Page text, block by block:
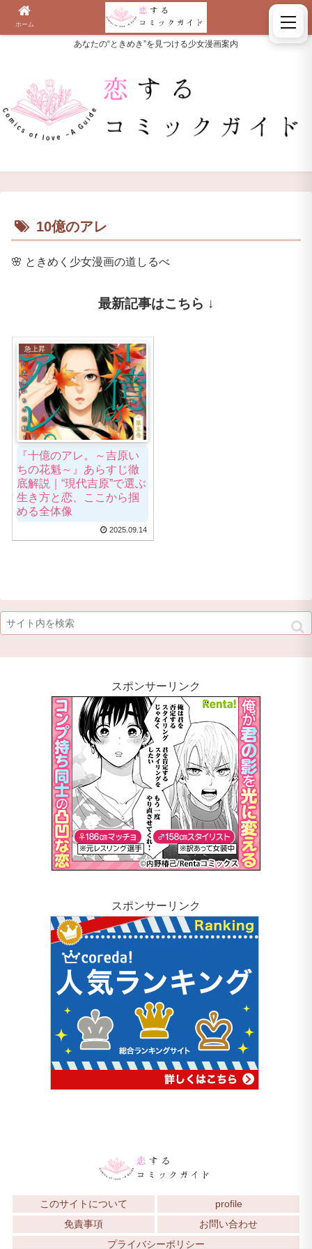
あなたの“ときめき”を見つける少女漫画案内
10億のアレ
🌸 ときめく少女漫画の道しるべ
最新記事はこちら ↓
急上昇
『十億のアレ。～吉原い
ちの花魁～』あらすじ徹
底解説｜“現代吉原”で選ぶ
生き方と恋、ここから掴
める全体像
2025.09.14
スポンサーリンク
スポンサーリンク
このサイトについて
profile
免責事項
お問い合わせ
プライバシーポリシー
ホーム 検索